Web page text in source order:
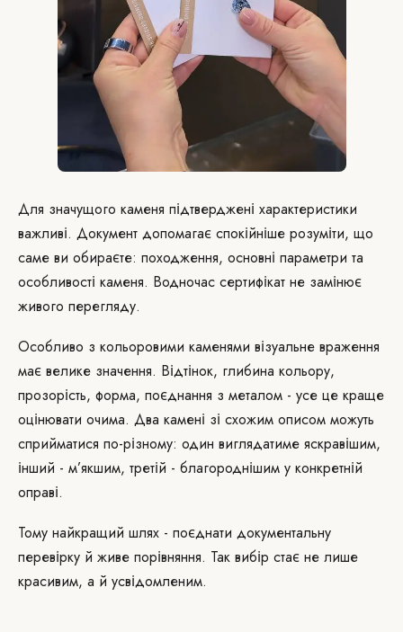
Для значущого каменя підтверджені характеристики
важливі. Документ допомагає спокійніше розуміти, що
саме ви обираєте: походження, основні параметри та
особливості каменя. Водночас сертифікат не замінює
живого перегляду.
Особливо з кольоровими каменями візуальне враження
має велике значення. Відтінок, глибина кольору,
прозорість, форма, поєднання з металом - усе це краще
оцінювати очима. Два камені зі схожим описом можуть
сприйматися по-різному: один виглядатиме яскравішим,
інший - м’якшим, третій - благороднішим у конкретній
оправі.
Тому найкращий шлях - поєднати документальну
перевірку й живе порівняння. Так вибір стає не лише
красивим, а й усвідомленим.